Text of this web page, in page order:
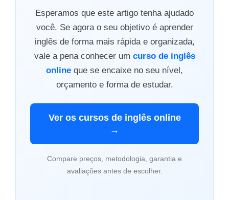
Esperamos que este artigo tenha ajudado
você. Se agora o seu objetivo é aprender
inglês de forma mais rápida e organizada,
vale a pena conhecer um curso de inglês
online que se encaixe no seu nível,
orçamento e forma de estudar.
Ver os cursos de inglês online
→
Compare preços, metodologia, garantia e
avaliações antes de escolher.